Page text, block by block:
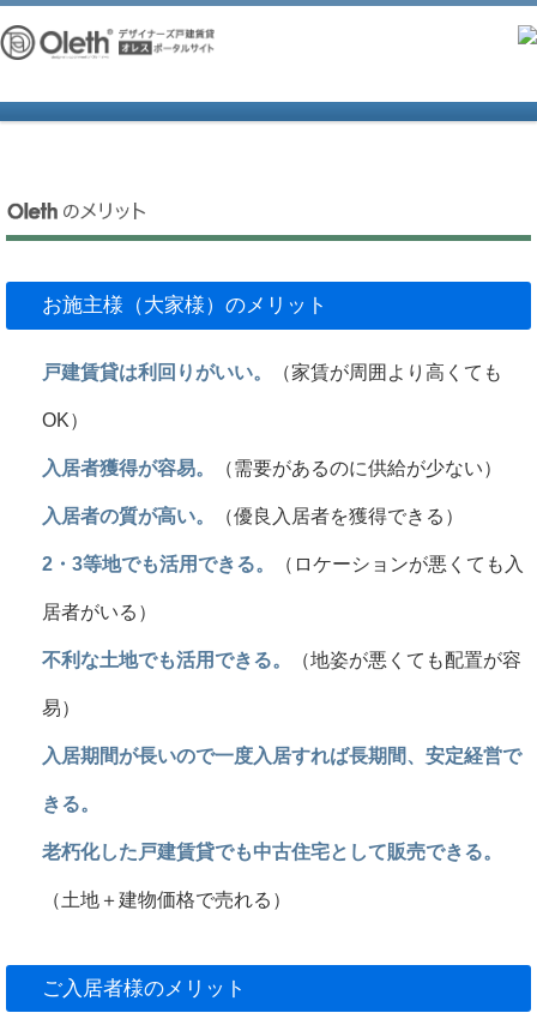
お施主様（大家様）のメリット
戸建賃貸は利回りがいい。 （家賃が周囲より高くても
OK）
入居者獲得が容易。 （需要があるのに供給が少ない）
入居者の質が高い。 （優良入居者を獲得できる）
2・3等地でも活用できる。 （ロケーションが悪くても入
居者がいる）
不利な土地でも活用できる。 （地姿が悪くても配置が容
易）
入居期間が長いので一度入居すれば長期間、安定経営で
きる。
老朽化した戸建賃貸でも中古住宅として販売できる。
（土地＋建物価格で売れる）
ご入居者様のメリット